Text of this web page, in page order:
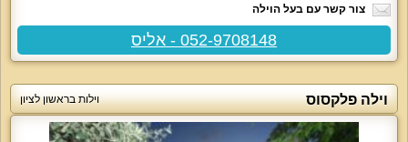
צור קשר עם בעל הוילה
052-9708148 - אליס
וילה פלקסוס וילות בראשון לציון